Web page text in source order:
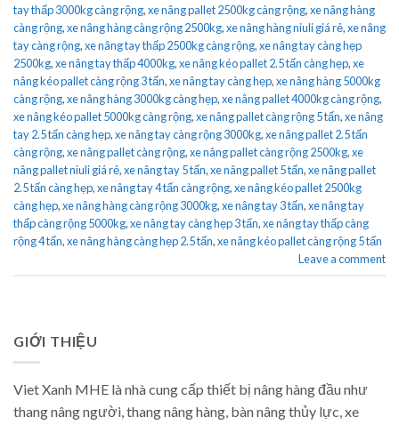
tay thấp 3000kg càng rộng,xe nâng pallet 2500kg càng rộng,xe nâng hàng
càng rộng,xe nâng hàng càng rộng 2500kg,xe nâng hàng niuli giá rẻ,xe nâng
tay càng rộng,xe nâng tay thấp 2500kg càng rộng,xe nâng tay càng hẹp
2500kg,xe nâng tay thấp 4000kg,xe nâng kéo pallet 2.5 tấn càng hẹp,xe
nâng kéo pallet càng rộng 3 tấn,xe nâng tay càng hẹp,xe nâng hàng 5000kg
càng rộng,xe nâng hàng 3000kg càng hẹp,xe nâng pallet 4000kg càng rộng,
xe nâng kéo pallet 5000kg càng rộng,xe nâng pallet càng rộng 5 tấn,xe nâng
tay 2.5 tấn càng hẹp,xe nâng tay càng rộng 3000kg,xe nâng pallet 2.5 tấn
càng rộng,xe nâng pallet càng rộng,xe nâng pallet càng rộng 2500kg,xe
nâng pallet niuli giá rẻ,xe nâng tay 5 tấn,xe nâng pallet 5 tấn,xe nâng pallet
2.5 tấn càng hẹp,xe nâng tay 4 tấn càng rộng,xe nâng kéo pallet 2500kg
càng hẹp,xe nâng hàng càng rộng 3000kg,xe nâng tay 3 tấn,xe nâng tay
thấp càng rộng 5000kg,xe nâng tay càng hẹp 3 tấn,xe nâng tay thấp càng
rộng 4 tấn,xe nâng hàng càng hẹp 2.5 tấn,xe nâng kéo pallet càng rộng 5 tấn
Leave a comment
GIỚI THIỆU
Viet Xanh MHE là nhà cung cấp thiết bị nâng hàng đầu như
thang nâng người, thang nâng hàng, bàn nâng thủy lực, xe